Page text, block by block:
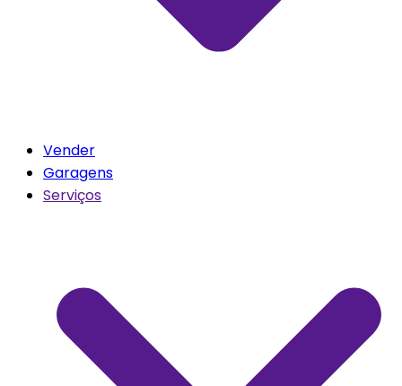
Vender
Garagens
Serviços